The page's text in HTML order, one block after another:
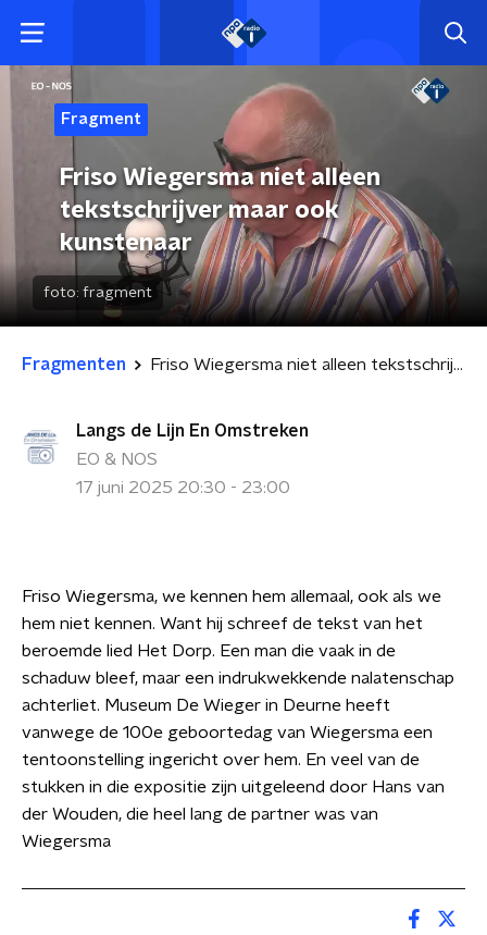
Fragment
Friso Wiegersma niet alleen
tekstschrijver maar ook
kunstenaar
foto: fragment
Fragmenten Friso Wiegersma niet alleen tekstschrijver maar ook kunstenaar
Langs de Lijn En Omstreken
EO & NOS
17 juni 2025 20:30 - 23:00
Friso Wiegersma, we kennen hem allemaal, ook als we
hem niet kennen. Want hij schreef de tekst van het
beroemde lied Het Dorp. Een man die vaak in de
schaduw bleef, maar een indrukwekkende nalatenschap
achterliet. Museum De Wieger in Deurne heeft
vanwege de 100e geboortedag van Wiegersma een
tentoonstelling ingericht over hem. En veel van de
stukken in die expositie zijn uitgeleend door Hans van
der Wouden, die heel lang de partner was van
Wiegersma